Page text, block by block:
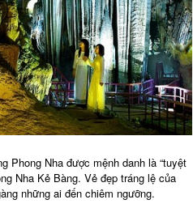
Phong Nha được mệnh danh là “tuyệt
Nha Kẻ Bàng. Vẻ đẹp tráng lệ của
những ai đến chiêm ngưỡng.